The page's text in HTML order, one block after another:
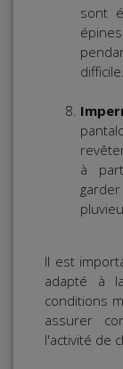
sont
difficile.
à
Il est
adapté à
conditions
assurer
l'activité de